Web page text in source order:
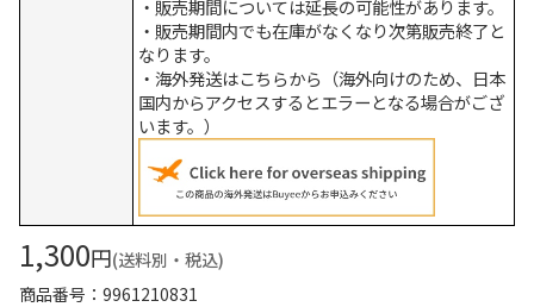
・販売期間については延長の可能性があります。
・販売期間内でも在庫がなくなり次第販売終了と
なります。
・海外発送はこちらから（海外向けのため、日本
国内からアクセスするとエラーとなる場合がござ
います。）
1,300円(送料別・税込)
商品番号
9961210831